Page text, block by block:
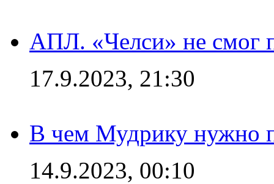
АПЛ. «Челси» не смог
17.9.2023, 21:30
В чем Мудрику нужно
14.9.2023, 00:10